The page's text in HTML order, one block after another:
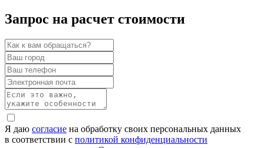
Запрос на расчет стоимости
Я даю согласие на обработку своих персональных данных
в соответствии с политикой конфиденциальности